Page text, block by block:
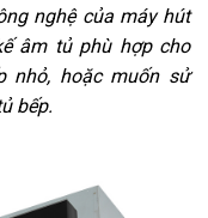
nghệ của máy hút
âm tủ phù hợp cho
nhỏ, hoặc muốn sử
bếp.